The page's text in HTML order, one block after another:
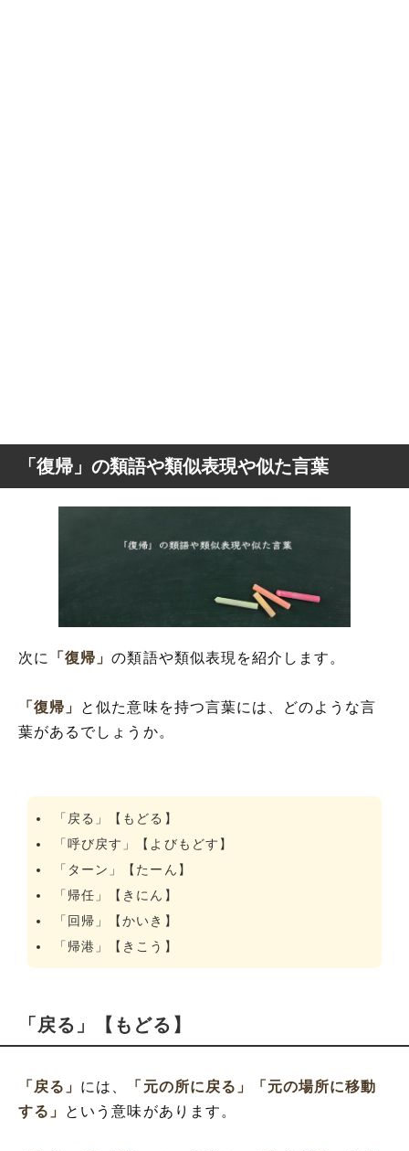
「復帰」の類語や類似表現や似た言葉
次に 「復帰」の類語や類似表現を紹介します。
「復帰」
と似た意味を持つ言葉には、どのような言
葉があるでしょうか。
「戻る」【もどる】
「呼び戻す」【よびもどす】
「ターン」【たーん】
「帰任」【きにん】
「回帰」【かいき】
「帰港」【きこう】
「戻る」【もどる】
「戻る」 には、 「元の所に戻る」
「元の場所に移動
する」
という意味があります。